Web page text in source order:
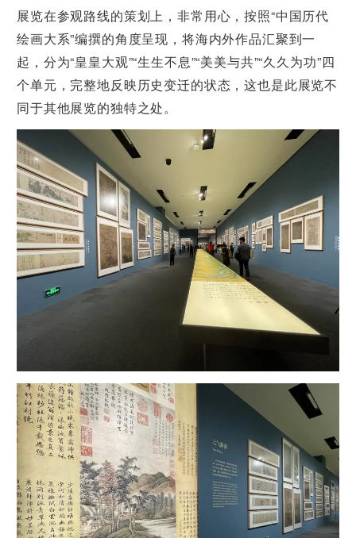
展览在参观路线的策划上，非常用心，按照“中国历代
绘画大系”编撰的角度呈现，将海内外作品汇聚到一
起，分为“皇皇大观”“生生不息”“美美与共”“久久为功”四
个单元，完整地反映历史变迁的状态，这也是此展览不
同于其他展览的独特之处。